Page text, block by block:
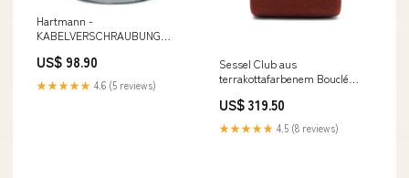
Hartmann -
KABELVERSCHRAUBUNG
Ecodan Power
US$ 98.90
★★★★★ 4.6 (5 reviews)
Sessel Club aus
terrakottafarbenem Bouclé
US$ 319.50
★★★★★ 4.5 (8 reviews)